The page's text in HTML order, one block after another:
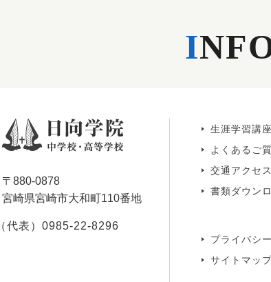
I
〒880-0878
宮崎県宮崎市大和町110番地
（代表）0985-22-8296
生涯学習講
よくあるご
交通アクセス
書類ダウン
プライバシ
サイトマッ